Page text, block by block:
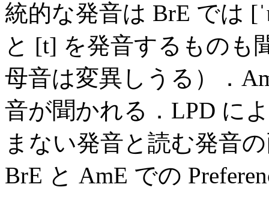
統的な発音は BrE では
と [t] を発音するものも
母音は変異しうる）．
音が聞かれる．LPD に
まない発音と読む発音
BrE と AmE での